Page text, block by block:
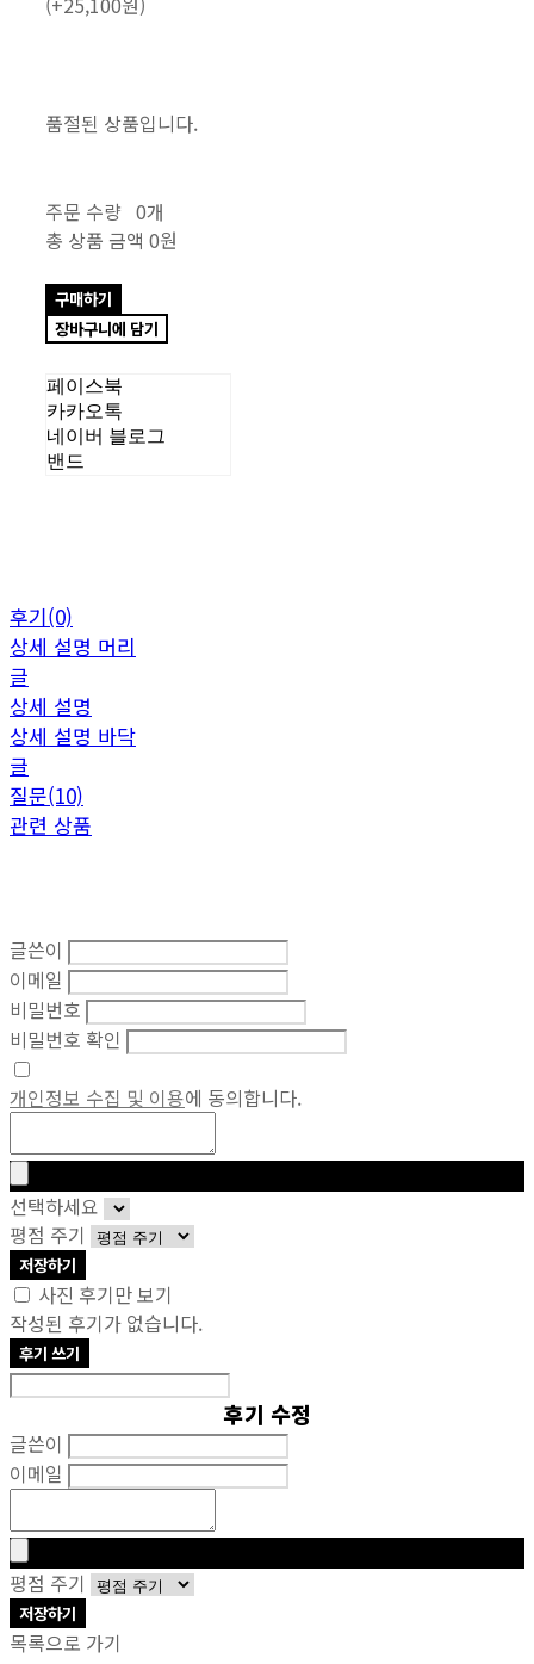
품절된 상품입니다.
주문 수량 0개
총 상품 금액 0원
구매하기
장바구니에 담기
페이스북
카카오톡
네이버 블로그
밴드
후기(0)
상세 설명 머리
글
상세 설명
상세 설명 바닥
글
질문(10)
관련 상품
글쓴이
이메일
비밀번호
비밀번호 확인
개인정보 수집 및 이용에 동의합니다.
선택하세요
평점 주기
저장하기
사진 후기만 보기
작성된 후기가 없습니다.
후기 쓰기
후기 수정
글쓴이
이메일
평점 주기
저장하기
목록으로 가기